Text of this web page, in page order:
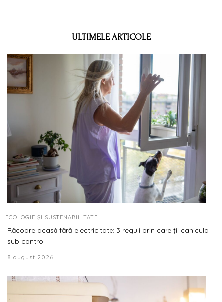
ULTIMELE ARTICOLE
ECOLOGIE ȘI SUSTENABILITATE
Răcoare acasă fără electricitate: 3 reguli prin care ții canicula
sub control
8 august 2026